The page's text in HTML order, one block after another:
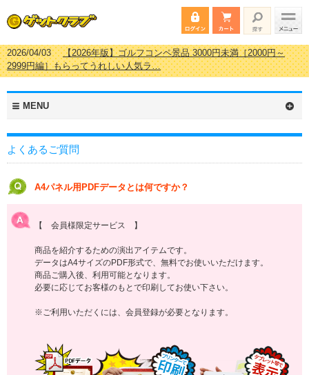
2026/04/03【2026年版】ゴルフコンペ景品 3000円未満［2000円～
2999円編］もらってうれしい人気ラ…
2026/02/16【2026年版】結婚式の二次会で貰って嬉しい景品とは？ 更
新しました！
2026/02/03
2026/07/15【2026年版】ビンゴゲーム景品おすすめ金額別人気ランキ
ング 更新しました！
MENU
よくあるご質問
A4パネル用PDFデータとは何ですか？
【 会員様限定サービス 】
商品を紹介するための演出アイテムです。
データはA4サイズのPDF形式で、無料でお使いいただけます。
商品ご購入後、利用可能となります。
必要に応じてお客様のもとで印刷してお使い下さい。
※ご利用いただくには、会員登録が必要となります。